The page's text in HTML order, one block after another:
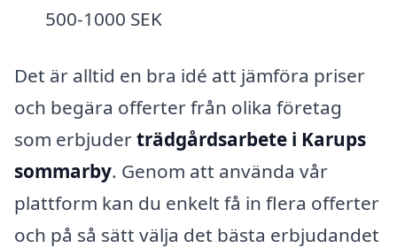
500-1000 SEK
Det är alltid en bra idé att jämföra priser
och begära offerter från olika företag
som erbjuderträdgårdsarbete i Karups
sommarby. Genom att använda vår
plattform kan du enkelt få in flera offerter
och på så sätt välja det bästa erbjudandet